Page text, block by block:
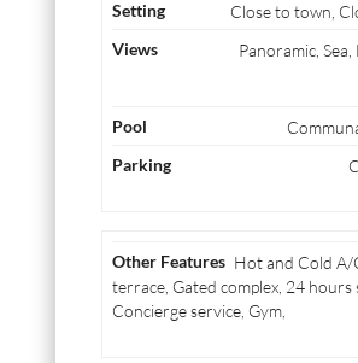
Close to town,
Panoramic,
Hot and Cold A/
terrace, Gated complex, 24 hours
Concierge service, Gym,